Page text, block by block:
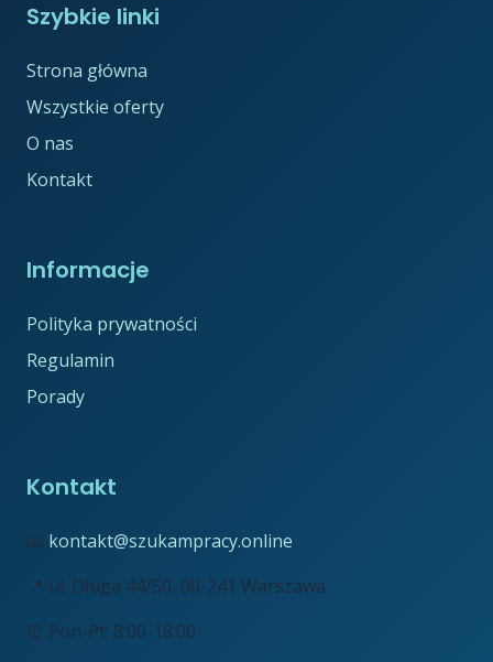
Szybkie linki
Strona główna
Wszystkie oferty
O nas
Kontakt
Informacje
Polityka prywatności
Regulamin
Porady
Kontakt
📧 kontakt@szukampracy.online
📍 ul. Długa 44/50, 00-241 Warszawa
⏰ Pon-Pt: 8:00-18:00